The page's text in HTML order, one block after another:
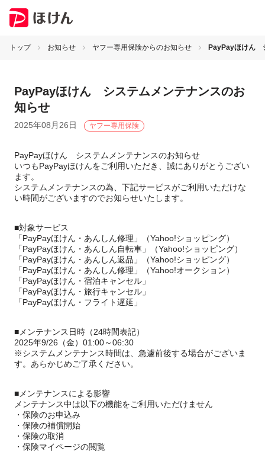
トップ お知らせ ヤフー専用保険からのお知らせ PayPayほけん
PayPayほけん システムメンテナンスのお
知らせ
2025年08月26日 ヤフー専用保険
PayPayほけん システムメンテナンスのお知らせ
いつもPayPayほけんをご利用いただき、誠にありがとうござい
ます。
システムメンテナンスの為、下記サービスがご利用いただけな
い時間がございますのでお知らせいたします。
■対象サービス
「PayPayほけん・あんしん修理」（Yahoo!ショッピング）
「PayPayほけん・あんしん自転車」（Yahoo!ショッピング）
「PayPayほけん・あんしん返品」（Yahoo!ショッピング）
「PayPayほけん・あんしん修理」（Yahoo!オークション）
「PayPayほけん・宿泊キャンセル」
「PayPayほけん・旅行キャンセル」
「PayPayほけん・フライト遅延」
■メンテナンス日時（24時間表記）
2025年9/26（金）01:00～06:30
※システムメンテナンス時間は、急遽前後する場合がございま
す。あらかじめご了承ください。
■メンテナンスによる影響
メンテナンス中は以下の機能をご利用いただけません
・保険のお申込み
・保険の補償開始
・保険の取消
・保険マイページの閲覧